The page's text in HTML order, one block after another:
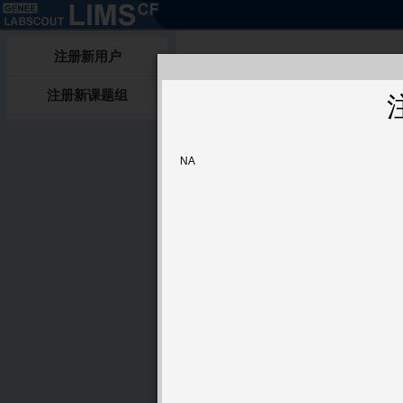
注册新用户
注册新课题组
NA